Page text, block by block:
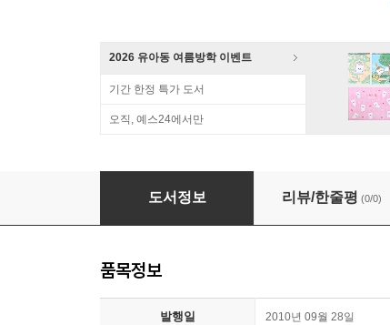
2026 유아동 여름방학 이벤트
기간 한정 특가 도서
오직, 예스24에서만
엄마에게
도서정보 리뷰/한줄평 (0/0)
품목정보
발행일 2010년 09월 28일